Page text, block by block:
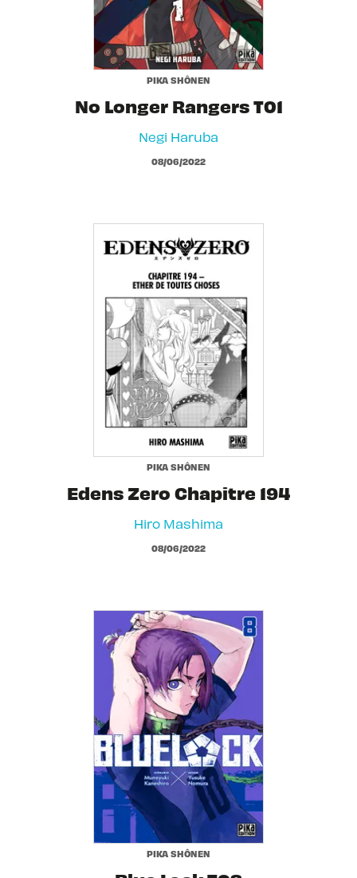
PIKA SHÔNEN
No Longer Rangers T01
Negi Haruba
08/06/2022
PIKA SHÔNEN
Edens Zero Chapitre 194
Hiro Mashima
08/06/2022
PIKA SHÔNEN